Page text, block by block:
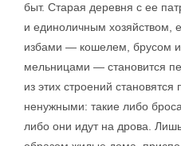
быт. Старая деревня с ее
и единоличным хозяйством,
избами — кошелем, брусом
мельницами — становится
из этих строений
ненужными: такие либо
либо они идут на дрова.